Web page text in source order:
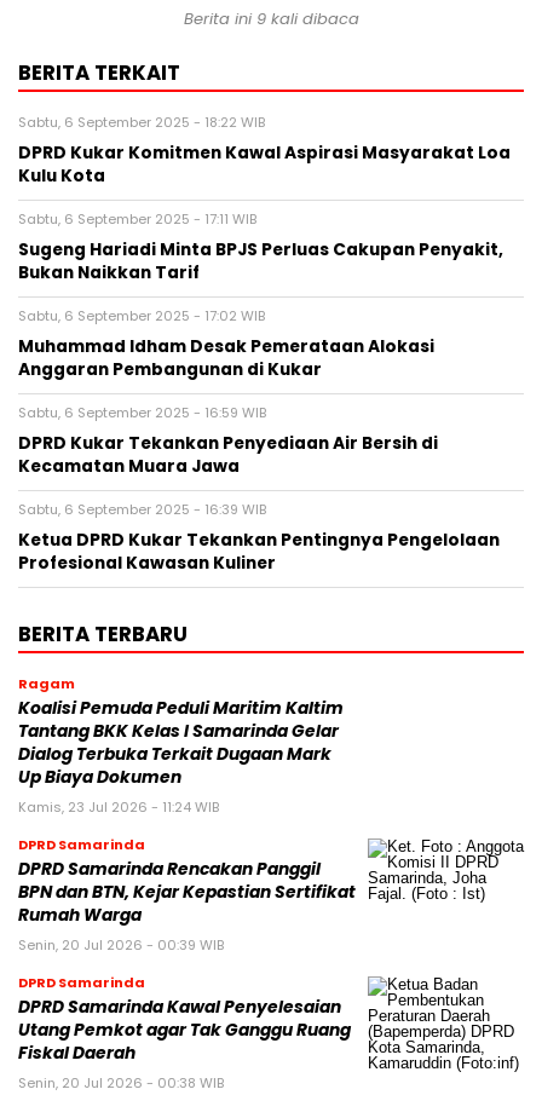
Berita ini 9 kali dibaca
BERITA TERKAIT
Sabtu, 6 September 2025 - 18:22 WIB
DPRD Kukar Komitmen Kawal Aspirasi Masyarakat Loa
Kulu Kota
Sabtu, 6 September 2025 - 17:11 WIB
Sugeng Hariadi Minta BPJS Perluas Cakupan Penyakit,
Bukan Naikkan Tarif
Sabtu, 6 September 2025 - 17:02 WIB
Muhammad Idham Desak Pemerataan Alokasi
Anggaran Pembangunan di Kukar
Sabtu, 6 September 2025 - 16:59 WIB
DPRD Kukar Tekankan Penyediaan Air Bersih di
Kecamatan Muara Jawa
Sabtu, 6 September 2025 - 16:39 WIB
Ketua DPRD Kukar Tekankan Pentingnya Pengelolaan
Profesional Kawasan Kuliner
BERITA TERBARU
Ragam
Koalisi Pemuda Peduli Maritim Kaltim
Tantang BKK Kelas I Samarinda Gelar
Dialog Terbuka Terkait Dugaan Mark
Up Biaya Dokumen
Kamis, 23 Jul 2026 - 11:24 WIB
DPRD Samarinda
DPRD Samarinda Rencakan Panggil
BPN dan BTN, Kejar Kepastian Sertifikat
Rumah Warga
Senin, 20 Jul 2026 - 00:39 WIB
DPRD Samarinda
DPRD Samarinda Kawal Penyelesaian
Utang Pemkot agar Tak Ganggu Ruang
Fiskal Daerah
Senin, 20 Jul 2026 - 00:38 WIB